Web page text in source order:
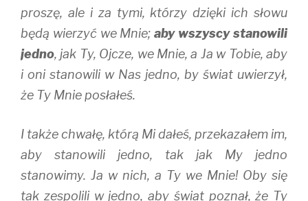
proszę, ale i za tymi, którzy dzięki ich słowu
będą wierzyć we Mnie;aby wszyscy stanowili
jedno, jak Ty, Ojcze, we Mnie, a Ja w Tobie, aby
i oni stanowili w Nas jedno, by świat uwierzył,
że Ty Mnie posłałeś.
I także chwałę, którą Mi dałeś, przekazałem im,
aby stanowili jedno, tak jak My jedno
stanowimy. Ja w nich, a Ty we Mnie! Oby się
tak zespolili w jedno, aby świat poznał, że Ty